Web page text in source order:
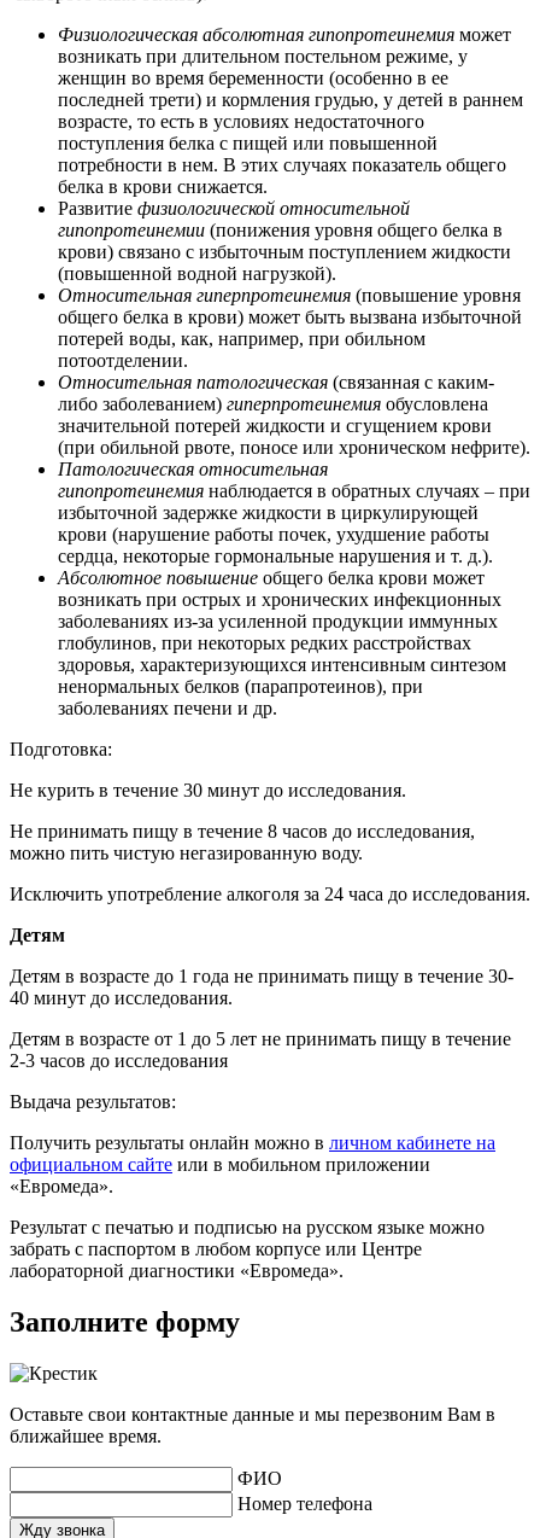
Физиологическая абсолютная гипопротеинемия может
возникать при длительном постельном режиме, у
женщин во время беременности (особенно в ее
последней трети) и кормления грудью, у детей в раннем
возрасте, то есть в условиях недостаточного
поступления белка с пищей или повышенной
потребности в нем. В этих случаях показатель общего
белка в крови снижается.
Развитие физиологической относительной
гипопротеинемии (понижения уровня общего белка в
крови) связано с избыточным поступлением жидкости
(повышенной водной нагрузкой).
Относительная гиперпротеинемия (повышение уровня
общего белка в крови) может быть вызвана избыточной
потерей воды, как, например, при обильном
потоотделении.
Относительная патологическая (связанная с каким-
либо заболеванием) гиперпротеинемия обусловлена
значительной потерей жидкости и сгущением крови
(при обильной рвоте, поносе или хроническом нефрите).
Патологическая относительная
гипопротеинемия наблюдается в обратных случаях – при
избыточной задержке жидкости в циркулирующей
крови (нарушение работы почек, ухудшение работы
сердца, некоторые гормональные нарушения и т. д.).
Абсолютное повышение общего белка крови может
возникать при острых и хронических инфекционных
заболеваниях из-за усиленной продукции иммунных
глобулинов, при некоторых редких расстройствах
здоровья, характеризующихся интенсивным синтезом
ненормальных белков (парапротеинов), при
заболеваниях печени и др.
Подготовка:
Не курить в течение 30 минут до исследования.
Не принимать пищу в течение 8 часов до исследования,
можно пить чистую негазированную воду.
Исключить употребление алкоголя за 24 часа до исследования.
Детям
Детям в возрасте до 1 года не принимать пищу в течение 30-
40 минут до исследования.
Детям в возрасте от 1 до 5 лет не принимать пищу в течение
2-3 часов до исследования
Выдача результатов:
Получить результаты онлайн можно в личном кабинете на
официальном сайте или в мобильном приложении
«Евромеда».
Результат с печатью и подписью на русском языке можно
забрать с паспортом в любом корпусе или Центре
лабораторной диагностики «Евромеда».
Заполните форму
Оставьте свои контактные данные и мы перезвоним Вам в
ближайшее время.
ФИО
Номер телефона